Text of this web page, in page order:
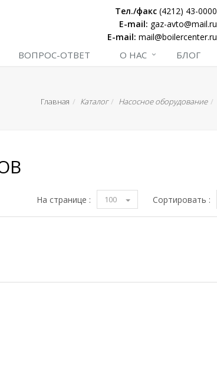
Тел./факс (4212) 43-0000
E-mail: gaz-avto@mail.ru
E-mail: mail@boilercenter.ru
ВОПРОС-ОТВЕТ О НАС БЛОГ
Главная Каталог Насосное оборудование
Сортировать :
На странице : 100